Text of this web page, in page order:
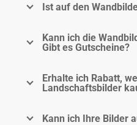
Ist auf den
Kann ich die
Gibt es Gutscheine?
Erhalte ich Rabatt,
Landschaftsbilder
Kann ich Ihre Bilder